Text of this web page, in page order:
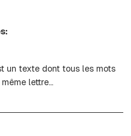
un texte dont tous les mots
lettre...